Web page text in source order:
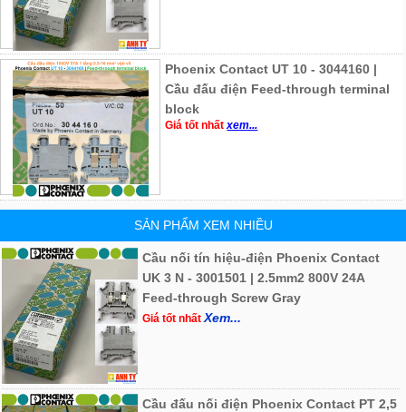
Phoenix Contact UT 10 - 3044160 |
Cầu đấu điện Feed-through terminal
block
Giá tốt nhấtxem...
SẢN PHẨM XEM NHIỀU
Cầu nối tín hiệu-điện Phoenix Contact
UK 3 N - 3001501 | 2.5mm2 800V 24A
Feed-through Screw Gray
Giá tốt nhấtXem...
Cầu đấu nối điện Phoenix Contact PT 2,5